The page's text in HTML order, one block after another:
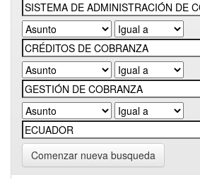
Comenzar nueva busqueda